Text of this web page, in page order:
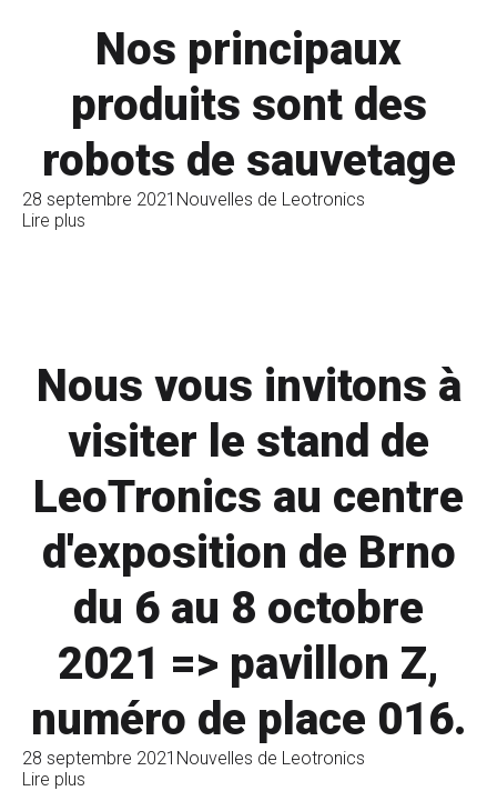
Nos principaux
produits sont des
robots de sauvetage
28 septembre 2021 Nouvelles de Leotronics
Lire plus
Nous vous invitons à
visiter le stand de
LeoTronics au centre
d'exposition de Brno
du 6 au 8 octobre
2021 => pavillon Z,
numéro de place 016.
28 septembre 2021 Nouvelles de Leotronics
Lire plus